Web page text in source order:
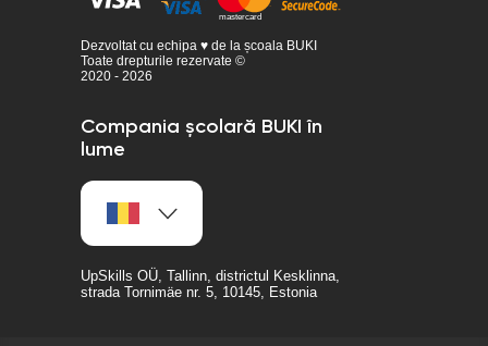
Dezvoltat cu echipa ♥ de la școala BUKI
Toate drepturile rezervate ©
2020 - 2026
Compania școlară BUKI în
lume
UpSkills OÜ, Tallinn, districtul Kesklinna,
strada Tornimäe nr. 5, 10145, Estonia